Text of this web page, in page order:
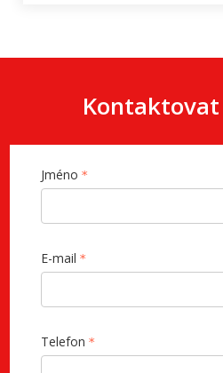
Jméno
E-mail
Telefon